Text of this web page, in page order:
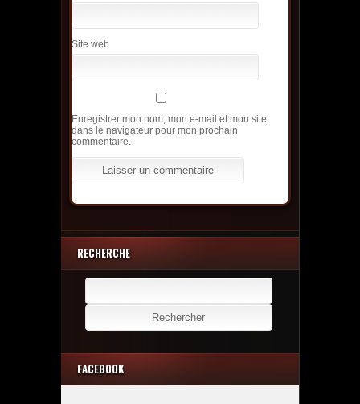
Site web
Enregistrer mon nom, mon e-mail et mon site
dans le navigateur pour mon prochain
commentaire.
RECHERCHE
Rechercher :
FACEBOOK